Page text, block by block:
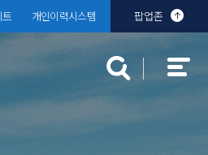
개인이력시스템 팝업존